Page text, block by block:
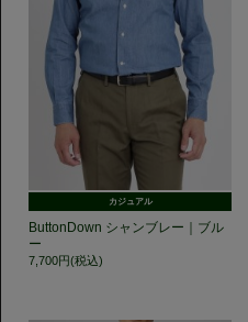
カジュアル
ButtonDown シャンブレー｜ブル
ー
7,700円(税込)